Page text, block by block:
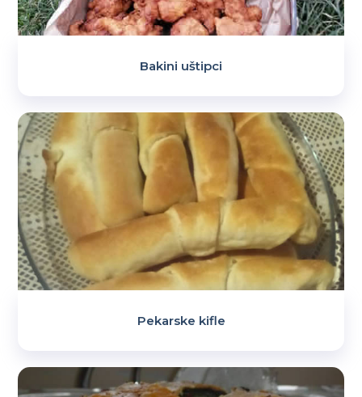
Bakini uštipci
Pekarske kifle